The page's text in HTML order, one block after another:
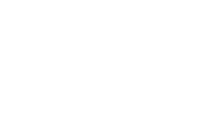
Financieras Interbancarias Mundiales"), una red